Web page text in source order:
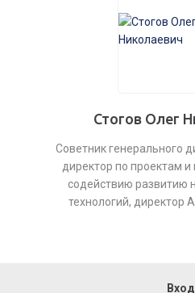
Стогов Олег
Советник генерального
директор по проектам
содействию развитию
технологий, директор
Вход